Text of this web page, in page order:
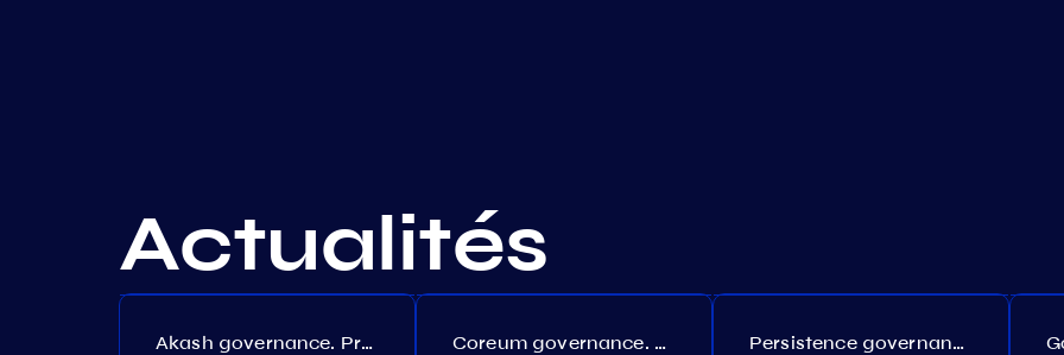
Actualités
Akash governance. Proposal №308 Coreum governance. Proposal №22 Persistence governance. Proposal №150